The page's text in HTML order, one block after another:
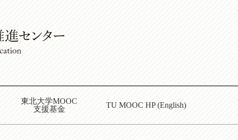
東北大学MOOC
支援基金
TU MOOC HP (English)